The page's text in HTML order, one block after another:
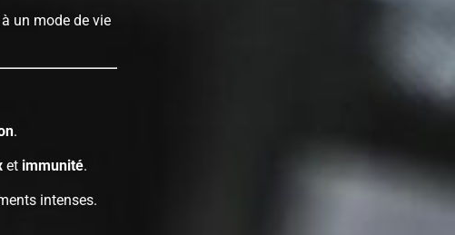
un mode de vie
.
et immunité.
intenses.